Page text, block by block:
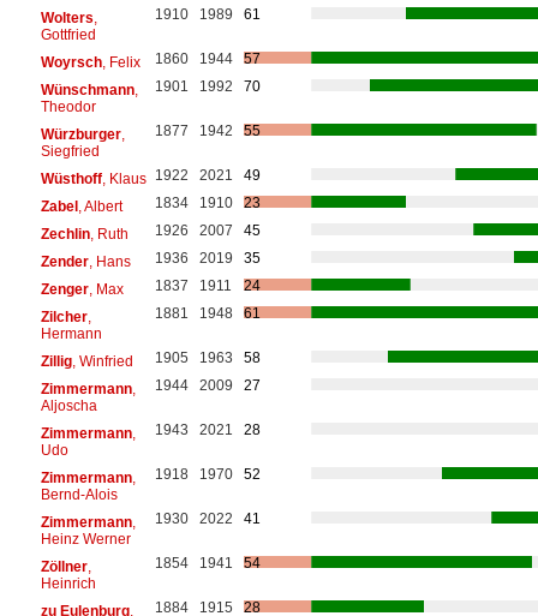
Wolters
Gottfried
1910 1989 61
Woyrsch, Felix 1860 1944
57
Wünschmann,
Theodor
1901 1992 70
Würzburger,
Siegfried
1877 1942 55
Wüsthoff, Klaus 1922 2021
49
Zabel, Albert 1834 1910
23
Zechlin, Ruth 1926 2007
45
Zender, Hans 1936 2019
35
Zenger, Max 1837 1911
24
Zilcher,
Hermann
1881 1948 61
Zillig, Winfried 1905 1963
58
Zimmermann,
Aljoscha
1944 2009 27
Zimmermann,
Udo
1943 2021 28
Zimmermann,
Bernd-Alois
1918 1970 52
Zimmermann,
Heinz Werner
1930 2022 41
Zöllner,
Heinrich
1854 1941 54
zu Eulenburg,
1884 1915 28